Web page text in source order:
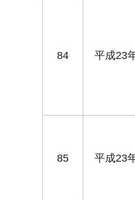
84 平成23
85 平成23